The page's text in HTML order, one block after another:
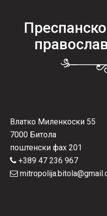
Влатко Миленкоски 55
7000 Битола
поштенски фах 201
+389 47 236 967